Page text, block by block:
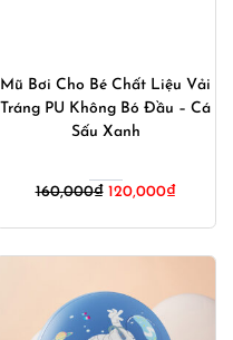
Mũ Bơi Cho Bé Chất Liệu Vải
Tráng PU Không Bó Đầu – Cá
Sấu Xanh
160,000₫ Giá
160,000₫.
120,000₫Giá
là: